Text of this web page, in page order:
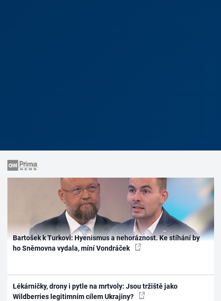
Bartošek k Turkovi: Hyenismus a nehoráznost. Ke stíhání by
ho Sněmovna vydala, míní Vondráček
Lékárničky, drony i pytle na mrtvoly: Jsou tržiště jako
Wildberries legitimním cílem Ukrajiny?